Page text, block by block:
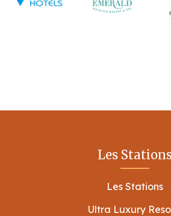
Les
Les Stations
Ultra Luxury